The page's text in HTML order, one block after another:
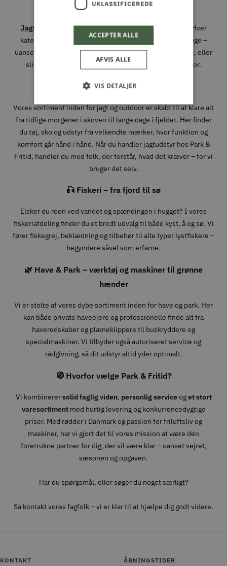
Vi har specialiseret os i fire stærke universer:
Jagt og Outdoor ,Fiskeri,HaveogPark og Maskiner
. Hver
kategori er nøje udvalgt med produkter, vi selv ville bruge –
uanset om det gælder en ny jagtjakke, det rette endegrej, eller
slidstærkt værktøj til den professionelle grønne sektor.
🦌 Jagt & Outdoor – gear der virker i felten
Vores sortiment inden for jagt og outdoor er skabt til at klare alt
fra tidlige morgener i skoven til lange dage i fjeldet. Her finder
du tøj, sko og udstyr fra velkendte mærker, hvor funktion og
komfort går hånd i hånd. Når du handler jagtudstyr hos Park &
Fritid, handler du med folk, der forstår, hvad det kræver – for vi
bruger det selv.
🎣 Fiskeri – fra fjord til sø
Elsker du roen ved vandet og spændingen i hugget? I vores
fiskeriafdeling finder du et bredt udvalg til både kyst, å og sø. Vi
fører fiskegrej, beklædning og tilbehør til alle typer lystfiskere –
begyndere såvel som erfarne.
🌿 Have & Park – værktøj og maskiner til grønne
hænder
Vi er stolte af vores dybe sortiment inden for have og park. Her
kan både private haveejere og professionelle finde alt fra
haveredskaber og plæneklippere til buskryddere og
specialmaskiner. Vi tilbyder også autoriseret service og
rådgivning, så dit udstyr altid yder optimalt.
🧭 Hvorfor vælge Park & Fritid?
Vi kombinerersolid faglig viden, personlig serviceoget stort
varesortimentmed hurtig levering og konkurrencedygtige
priser. Med rødder i Danmark og passion for friluftsliv og
maskiner, har vi gjort det til vores mission at være den
foretrukne partner for dig, der vil være klar – uanset vejret,
sæsonen og opgaven.
Har du spørgsmål, eller søger du noget særligt?
Så kontakt vores fagfolk – vi er klar til at hjælpe dig godt videre.
KONTAKT ÅBNINGSTIDER
UKLASSIFICEREDE
ACCEPTER ALLE
AFVIS ALLE
VIS DETALJER